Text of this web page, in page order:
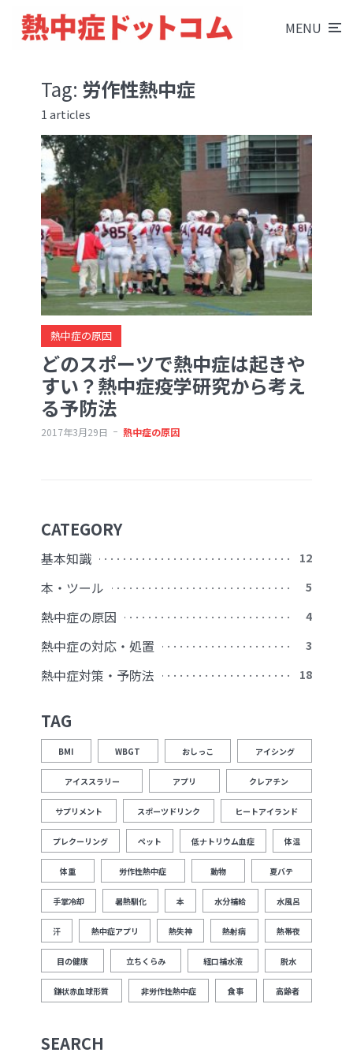
MENU
Tag: 労作性熱中症
1 articles
熱中症の原因
どのスポーツで熱中症は起きや
すい？熱中症疫学研究から考え
る予防法
2017年3月29日 熱中症の原因
CATEGORY
基本知識 12
本・ツール 5
熱中症の原因 4
熱中症の対応・処置 3
熱中症対策・予防法 18
TAG
BMI WBGT おしっこ アイシング
アイススラリー アプリ クレアチン
サプリメント スポーツドリンク ヒートアイランド
プレクーリング ペット 低ナトリウム血症 体温
体重 労作性熱中症 動物 夏バテ
手掌冷却 暑熱馴化 本 水分補給 水風呂
汗 熱中症アプリ 熱失神 熱射病 熱帯夜
目の健康 立ちくらみ 経口補水液 脱水
鎌状赤血球形質 非労作性熱中症 食事 高齢者
SEARCH